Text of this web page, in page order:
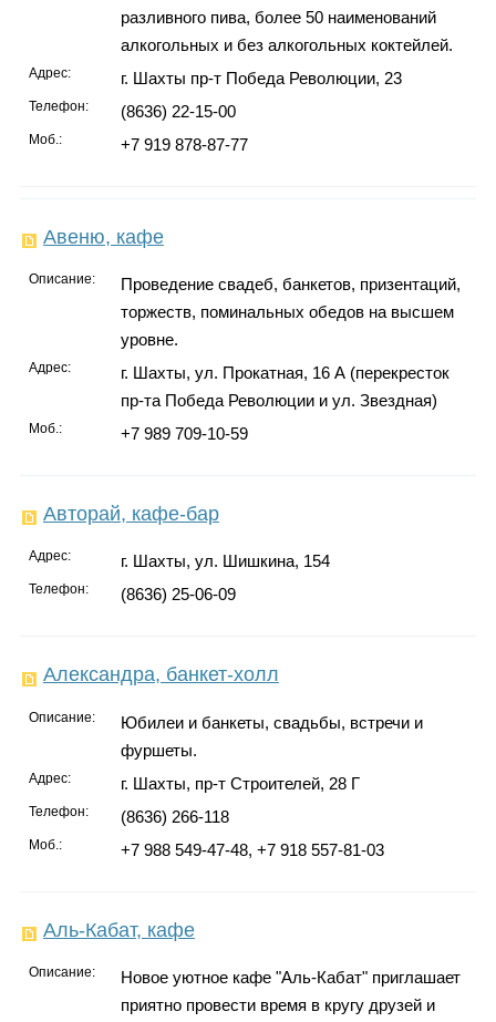
разливного пива, более 50 наименований
алкогольных и без алкогольных коктейлей.
Адрес: г. Шахты пр-т Победа Революции, 23
Телефон: (8636) 22-15-00
Моб.: +7 919 878-87-77
Авеню, кафе
Описание:
Проведение свадеб, банкетов, призентаций,
торжеств, поминальных обедов на высшем
уровне.
Адрес:
г. Шахты, ул. Прокатная, 16 А (перекресток
пр-та Победа Революции и ул. Звездная)
Моб.: +7 989 709-10-59
Авторай, кафе-бар
Адрес: г. Шахты, ул. Шишкина, 154
Телефон: (8636) 25-06-09
Александра, банкет-холл
Описание:
Юбилеи и банкеты, свадьбы, встречи и
фуршеты.
Адрес: г. Шахты, пр-т Строителей, 28 Г
Телефон: (8636) 266-118
Моб.: +7 988 549-47-48, +7 918 557-81-03
Аль-Кабат, кафе
Описание:
Новое уютное кафе "Аль-Кабат" приглашает
приятно провести время в кругу друзей и